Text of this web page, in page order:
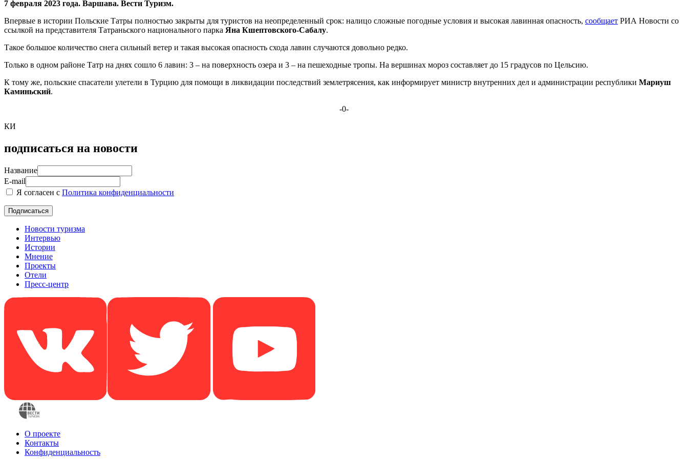
7 февраля 2023 года. Варшава. Вести Туризм.
Впервые в истории Польские Татры полностью закрыты для туристов на неопределенный срок: налицо сложные погодные условия и высокая лавинная опасность, сообщает РИА Новости со
ссылкой на представителя Татраньского национального парка Яна Кшептовского-Сабалу.
Такое большое количество снега сильный ветер и такая высокая опасность схода лавин случаются довольно редко.
Только в одном районе Татр на днях сошло 6 лавин: 3 – на поверхность озера и 3 – на пешеходные тропы. На вершинах мороз составляет до 15 градусов по Цельсию.
К тому же, польские спасатели улетели в Турцию для помощи в ликвидации последствий землетрясения, как информирует министр внутренних дел и администрации республики Мариуш
Каминьский.
-0-
КИ
подписаться на новости
Название
E-mail
Я согласен с Политика конфиденциальности
Новости туризма
Интервью
Истории
Мнение
Проекты
Отели
Пресс-центр
О проекте
Контакты
Конфиденциальность